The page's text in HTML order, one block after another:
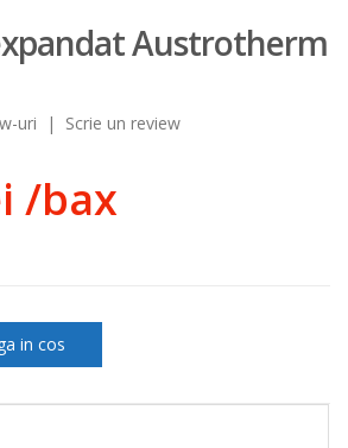
Austrotherm
uri | Scrie un review
/bax